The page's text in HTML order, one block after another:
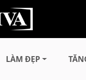
LÀM ĐẸP